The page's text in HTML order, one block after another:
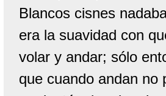
Blancos cisnes
era la suavidad con
volar y andar; sólo
que cuando andan no